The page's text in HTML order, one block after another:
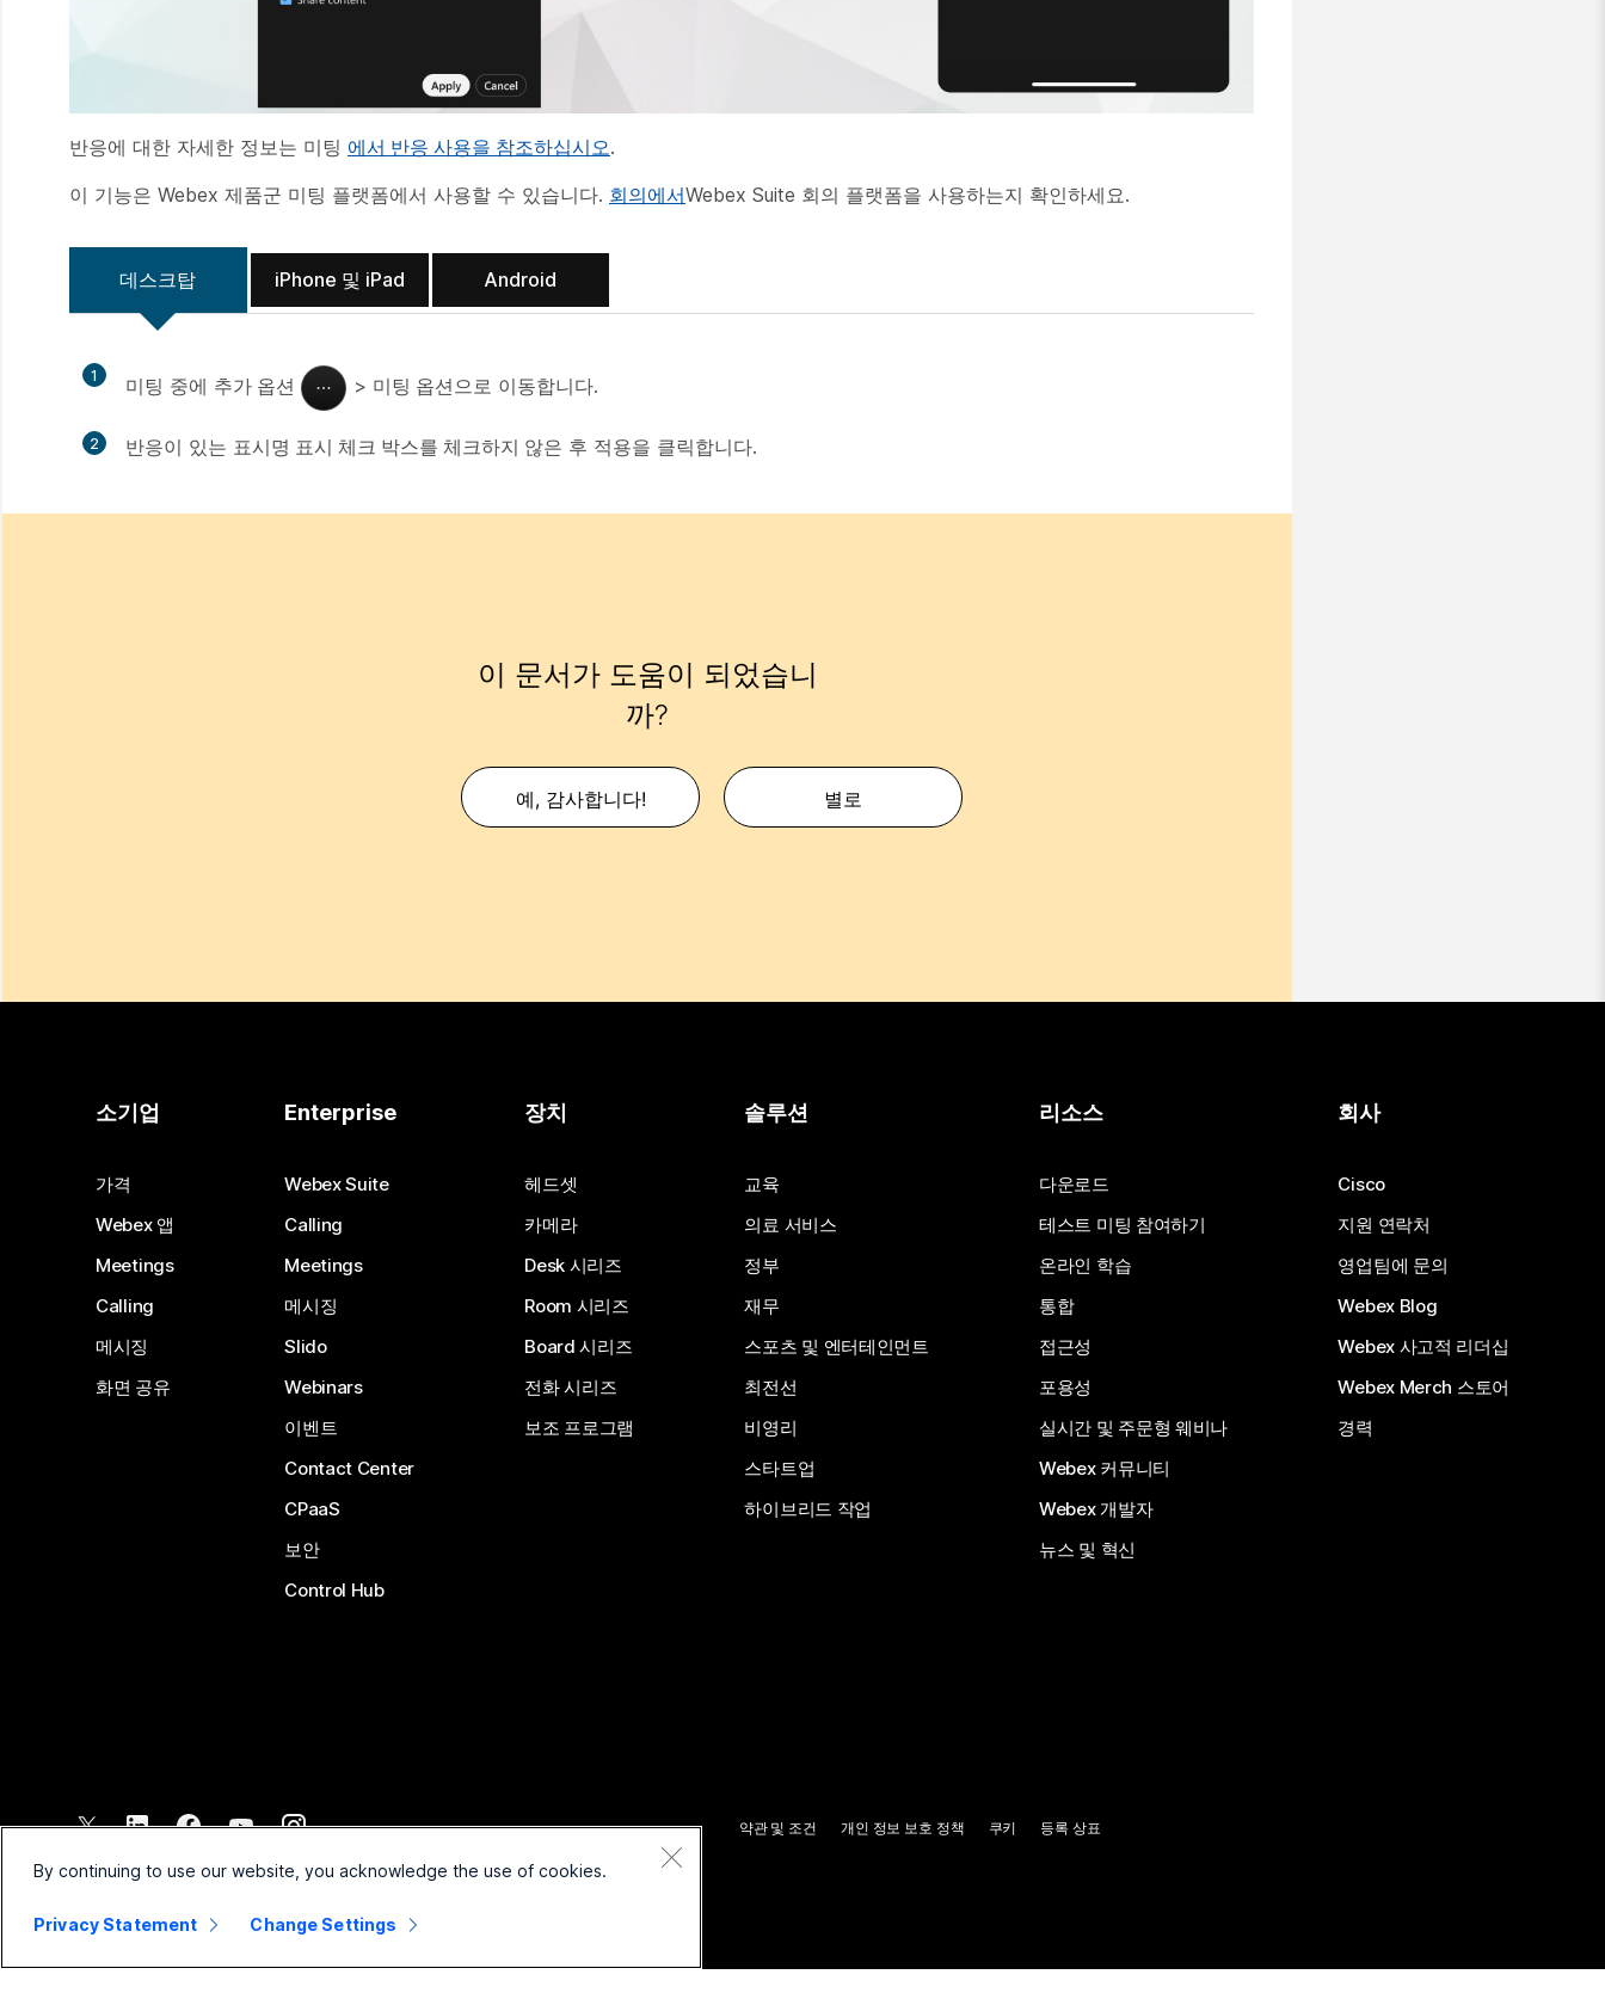
반응에 대한 자세한 정보는 미팅 에서 반응 사용을 참조하십시오.
이 기능은 Webex 제품군 미팅 플랫폼에서 사용할 수 있습니다. 회의에서Webex Suite 회의 플랫폼을 사용하는지 확인하세요.
데스크탑 iPhone 및 iPad Android
1 미팅 중에 추가 옵션 > 미팅 옵션으로 이동합니다.
2 반응이 있는 표시명 표시 체크 박스를 체크하지 않은 후 적용을 클릭합니다.
이 문서가 도움이 되었습니
까?
예, 감사합니다! 별로
소기업
가격
Webex 앱
Meetings
Calling
메시징
화면 공유
Enterprise
Webex Suite
Calling
Meetings
메시징
Slido
Webinars
이벤트
Contact Center
CPaaS
보안
Control Hub
장치
헤드셋
카메라
Desk 시리즈
Room 시리즈
Board 시리즈
전화 시리즈
보조 프로그램
솔루션
교육
의료 서비스
정부
재무
스포츠 및 엔터테인먼트
최전선
비영리
스타트업
하이브리드 작업
리소스
다운로드
테스트 미팅 참여하기
온라인 학습
통합
접근성
포용성
실시간 및 주문형 웨비나
Webex 커뮤니티
Webex 개발자
뉴스 및 혁신
회사
Cisco
지원 연락처
영업팀에 문의
Webex Blog
Webex 사고적 리더십
Webex Merch 스토어
경력
2026 Cisco 및/또는 관련 제휴. All rights reserved.
약관 및 조건 개인 정보 보호 정책 쿠키 등록 상표
By continuing to use our website, you acknowledge the use of cookies.
Privacy Statement Change Settings